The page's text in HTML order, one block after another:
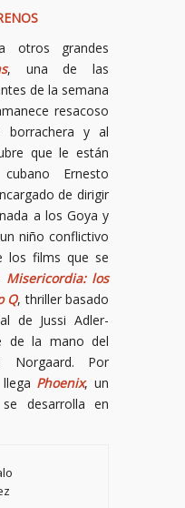
otros grandes
, una de las
de la semana
resacoso
y al
que le están
Ernesto
de dirigir
a los Goya y
niño conflictivo
los films que se
Misericordia: los
Q, thriller basado
de Jussi Adler-
de la mano del
Norgaard. Por
Phoenix, un
desarrolla en